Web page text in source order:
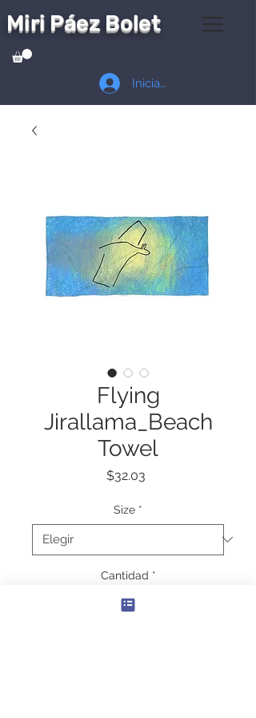
Miri Páez Bolet
Iniciar sesión
Flying
Jirallama_Beach
Towel
$32.03
Size *
Cantidad *